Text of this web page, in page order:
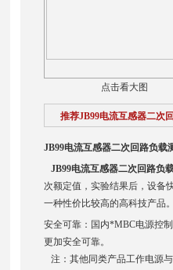
点击看大图
推荐JB99电流互感器二次
JB99电流互感器二次回路负载
JB99电流互感器二次回路负
次额定值，实验结果后，设备
一种性价比较高的高科技产品
安全可靠：国内*MBC电源控
更加安全可靠。
注：其他同类产品工作电源